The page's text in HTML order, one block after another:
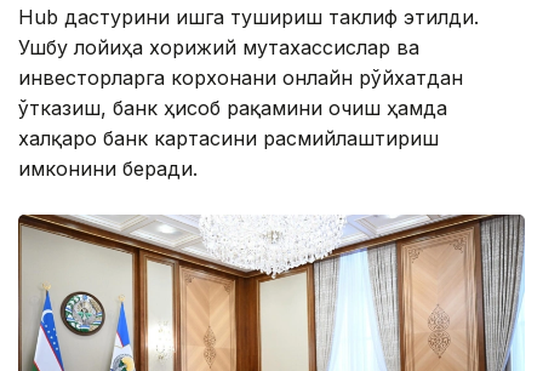
Hub дастурини ишга тушириш таклиф этилди.
Ушбу лойиҳа хорижий мутахассислар ва
инвесторларга корхонани онлайн рўйхатдан
ўтказиш, банк ҳисоб рақамини очиш ҳамда
халқаро банк картасини расмийлаштириш
имконини беради.